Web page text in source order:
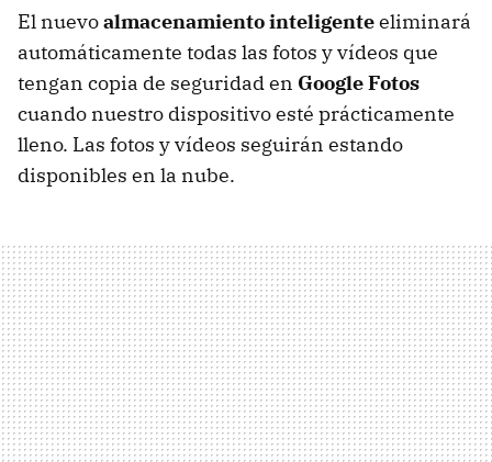
El nuevoalmacenamiento inteligenteeliminará
automáticamente todas las fotos y vídeos que
tengan copia de seguridad en Google Fotos
cuando nuestro dispositivo esté prácticamente
lleno. Las fotos y vídeos seguirán estando
disponibles en la nube.